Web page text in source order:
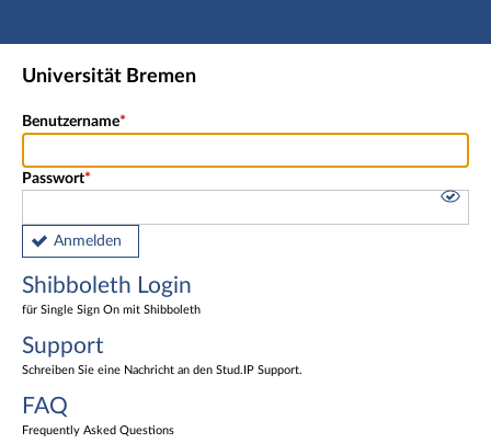
Hauptnavigation
Shibboleth Login
Universität Bremen
Benutzername
Passwort
Anmelden
Shibboleth Login
für Single Sign On mit Shibboleth
Support
Schreiben Sie eine Nachricht an den Stud.IP Support.
FAQ
Frequently Asked Questions